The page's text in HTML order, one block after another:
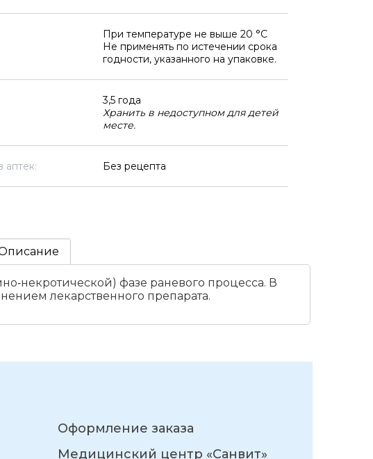
При температуре не выше 20 °C
Не применять по истечении срока
годности, указанного на упаковке.
3,5 года
Хранить в недоступном для детей
месте.
аптек: Без рецепта
фазе раневого процесса. В
лекарственного препарата.
Оформление заказа
Медицинский центр «Санвит»